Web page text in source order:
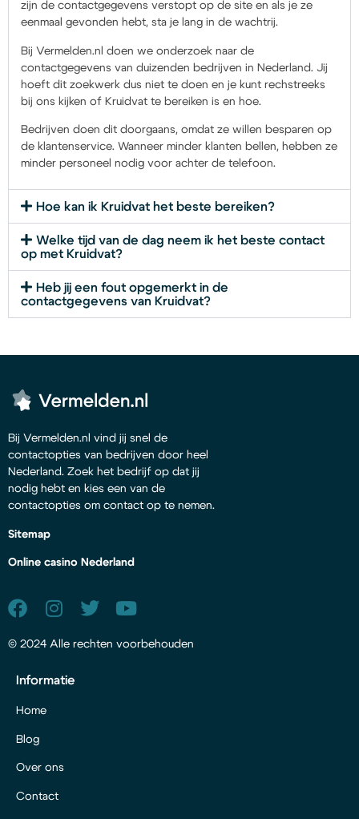
zijn de contactgegevens verstopt op de site en als je ze
eenmaal gevonden hebt, sta je lang in de wachtrij.
Bij Vermelden.nl doen we onderzoek naar de
contactgegevens van duizenden bedrijven in Nederland. Jij
hoeft dit zoekwerk dus niet te doen en je kunt rechstreeks
bij ons kijken of Kruidvat te bereiken is en hoe.
Bedrijven doen dit doorgaans, omdat ze willen besparen op
de klantenservice. Wanneer minder klanten bellen, hebben ze
minder personeel nodig voor achter de telefoon.
Hoe kan ik Kruidvat het beste bereiken?
Welke tijd van de dag neem ik het beste contact
op met Kruidvat?
Heb jij een fout opgemerkt in de
contactgegevens van Kruidvat?
Bij Vermelden.nl vind jij snel de
contactopties van bedrijven door heel
Nederland. Zoek het bedrijf op dat jij
nodig hebt en kies een van de
contactopties om contact op te nemen.
Sitemap
Online casino Nederland
© 2024 Alle rechten voorbehouden
Informatie
Home
Blog
Over ons
Contact